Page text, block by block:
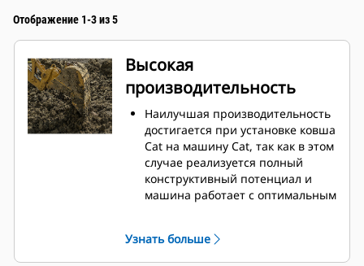
Отображение 1-3 из 5
Высокая
производительность
Наилучшая производительность
достигается при установке ковша
Cat на машину Cat, так как в этом
случае реализуется полный
конструктивный потенциал и
машина работает с оптимальным
радиусом позволяет улучшить
поток материала в ковш.
Узнать больше